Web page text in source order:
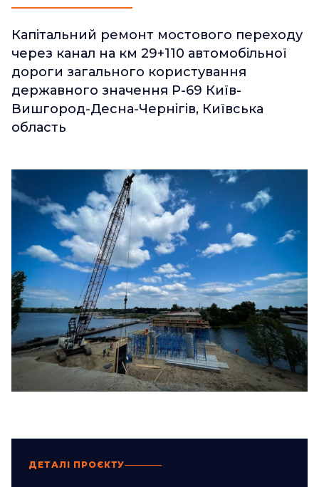
ДЕТАЛІ ПРОЄКТУ
Капітальний ремонт мостового переходу
через канал на км 29+110 автомобільної
дороги загального користування
державного значення Р-69 Київ-
Вишгород-Десна-Чернігів, Київська
область